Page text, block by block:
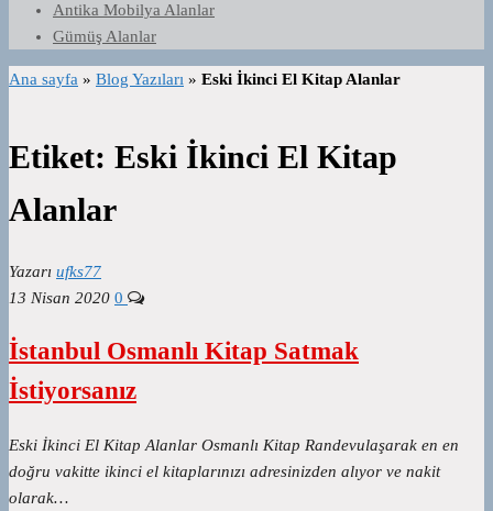
Antika Mobilya Alanlar
Gümüş Alanlar
Ana sayfa » Blog Yazıları » Eski İkinci El Kitap Alanlar
Etiket: Eski İkinci El Kitap
Alanlar
Yazarı ufks77
13 Nisan 2020 0
İstanbul Osmanlı Kitap Satmak
İstiyorsanız
Eski İkinci El Kitap Alanlar Osmanlı Kitap Randevulaşarak en en
doğru vakitte ikinci el kitaplarınızı adresinizden alıyor ve nakit
olarak…